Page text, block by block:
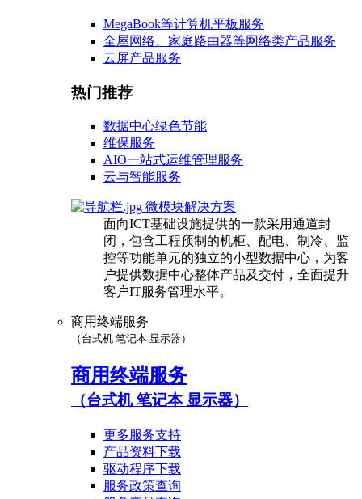
MegaBook等计算机平板服务
全屋网络、家庭路由器等网络类产品服务
云屏产品服务
热门推荐
数据中心绿色节能
维保服务
AIO一站式运维管理服务
云与智能服务
微模块解决方案
面向ICT基础设施提供的一款采用通道封
闭，包含工程预制的机柜、配电、制冷、监
控等功能单元的独立的小型数据中心，为客
户提供数据中心整体产品及交付，全面提升
客户IT服务管理水平。
商用终端服务
（台式机 笔记本 显示器）
商用终端服务
（台式机 笔记本 显示器）
更多服务支持
产品资料下载
驱动程序下载
服务政策查询